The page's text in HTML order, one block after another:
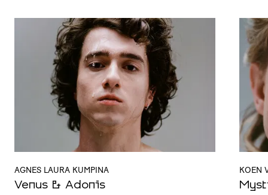
AGNES LAURA KUMPINA
Venus & Adonis
KOEN